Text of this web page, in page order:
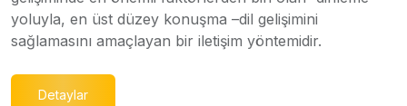
yoluyla, en üst düzey konuşma –dil gelişimini
sağlamasını amaçlayan bir iletişim yöntemidir.
Detaylar